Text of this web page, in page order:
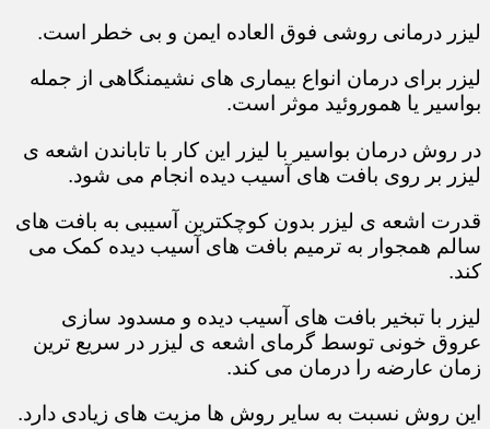
لیزر درمانی روشی فوق العاده ایمن و بی خطر است.
لیزر برای درمان انواع بیماری های نشیمنگاهی از جمله
بواسیر یا هموروئید موثر است.
در روش درمان بواسیر با لیزر این کار با تاباندن اشعه ی
لیزر بر روی بافت های آسیب دیده انجام می شود.
قدرت اشعه ی لیزر بدون کوچکترین آسیبی به بافت های
سالم همجوار به ترمیم بافت های آسیب دیده کمک می
کند.
لیزر با تبخیر بافت های آسیب دیده و مسدود سازی
عروق خونی توسط گرمای اشعه ی لیزر در سریع ترین
زمان عارضه را درمان می کند.
این روش نسبت به سایر روش ها مزیت های زیادی دارد.